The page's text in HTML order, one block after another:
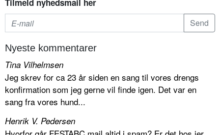
Tilmeld nyhedsmail her
Nyeste kommentarer
Tina Vilhelmsen
Jeg skrev for ca 23 år siden en sang til vores drengs
konfirmation som jeg gerne vil finde igen. Det var en
sang fra vores hund...
Henrik V. Pedersen